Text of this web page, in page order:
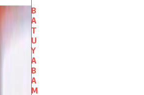
B
A
T
U
Y
A
B
A
M